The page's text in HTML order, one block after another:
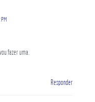
fazer uma.
Responder